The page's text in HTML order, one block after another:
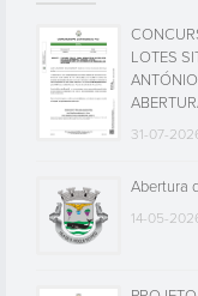
LOTES
31-07-
Abertura
14-05-